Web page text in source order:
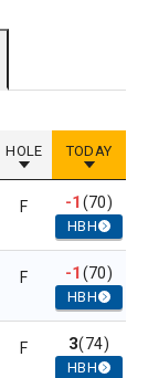
HOLE TODAY
F -1(70)
HBH
F -1(70)
HBH
F 3(74)
HBH